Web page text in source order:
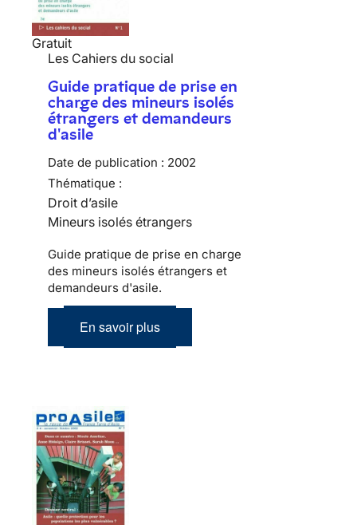
Gratuit
Les Cahiers du social
Guide pratique de prise en
charge des mineurs isolés
étrangers et demandeurs
d'asile
Date de publication : 2002
Thématique :
Droit d’asile
Mineurs isolés étrangers
Guide pratique de prise en charge
des mineurs isolés étrangers et
demandeurs d'asile.
En savoir plus